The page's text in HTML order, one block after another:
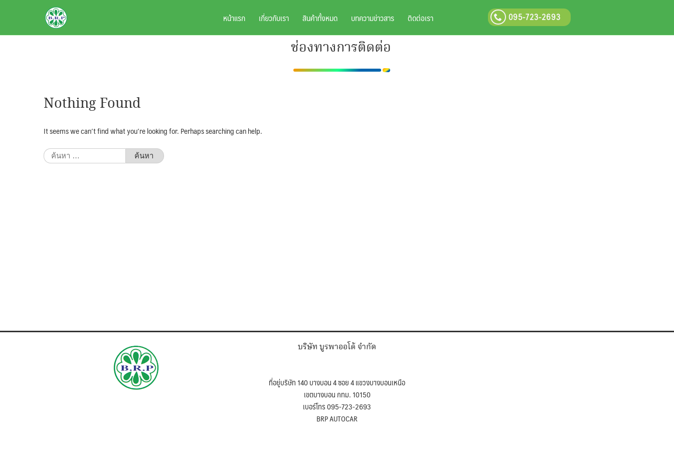
BRPAUTO.COM 095-723-2693
หน้าแรก เกี่ยวกับเรา สินค้าทั้งหมด บทความข่าวสาร ติดต่อเรา
ช่องทางการติดต่อ
Nothing Found
It seems we can’t find what you’re looking for. Perhaps searching can help.
ค้นหา
สำหรับ:
บริษัท บูรพาออโต้ จำกัด
ที่อยู่บริษัท 140 บางบอน 4 ซอย 4 แขวงบางบอนเหนือ
เขตบางบอน กทม. 10150
เบอร์โทร 095-723-2693
BRP AUTOCAR